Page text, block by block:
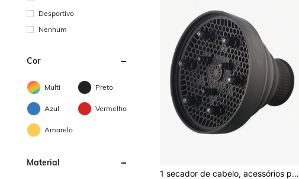
Desportivo
Nenhum
Cor
Multi Preto
Azul Vermelho
Amarelo
Material
1 secador de cabelo, acessórios para difusor de cabelo, secador de cabelo para cabelos cacheados, difusor universal para cabelos cacheados e grossos, presente, difusor para cabelos cacheados e ondulados, sem álcool, sem necessidade de pilhas, kit para estilizar o cabelo, ideal para viagens, presente de aniversário